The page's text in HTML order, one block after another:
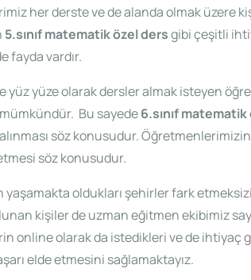
her derste ve de alanda olmak üzere
5.sınıf matematik özel dersgibi çeşitli
fayda vardır.
yüz yüze olarak dersler almak isteyen
mümkündür. Bu sayede6.sınıf
söz konusudur.
söz konusudur.
oldukları şehirler fark
kişiler de uzman eğitmen ekibimiz
online olarak da istedikleri ve de ihtiyaç
elde etmesini sağlamaktayız.